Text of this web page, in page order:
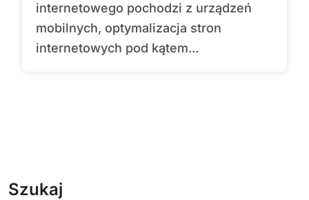
internetowego pochodzi z urządzeń
mobilnych, optymalizacja stron
internetowych pod kątem...
Szukaj